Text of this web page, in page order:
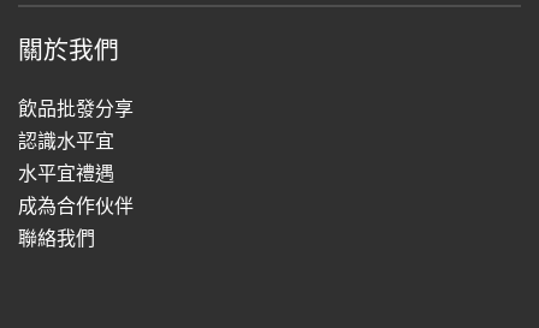
關於我們
飲品批發分享
認識水平宜
水平宜禮遇
成為合作伙伴
聯絡我們